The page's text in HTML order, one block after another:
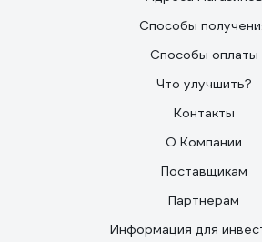
Способы
Способы оплаты
Что улучшить?
Контакты
О Компании
Поставщикам
Партнерам
Информация для